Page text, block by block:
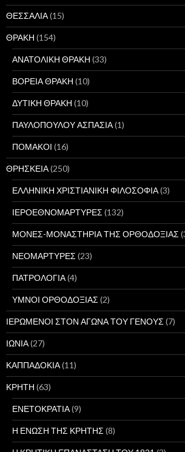
ΘΕΣΣΑΛΙΑ(15)
ΘΡΑΚΗ (154)
ΑΝΑΤΟΛΙΚΗ ΘΡΑΚΗ (33)
ΒΟΡΕΙΑ ΘΡΑΚΗ (10)
ΔΥΤΙΚΗ ΘΡΑΚΗ (10)
ΠΑΥΛΟΠΟΥΛΟΥ ΑΣΠΑΣΙΑ(1)
ΠΟΜΑΚΟΙ (16)
ΘΡΗΣΚΕΙΑ(250)
ΕΛΛΗΝΙΚΗ ΧΡΙΣΤΙΑΝΙΚΗ ΦΙΛΟΣΟΦΙΑ(3)
ΙΕΡΟΕΘΝΟΜΑΡΤΥΡΕΣ (132)
ΜΟΝΕΣ-ΜΟΝΑΣΤΗΡΙΑ ΤΗΣ ΟΡΘΟΔΟΞΙΑΣ
ΝΕΟΜΑΡΤΥΡΕΣ (23)
ΠΑΤΡΟΛΟΓΙΑ(4)
ΥΜΝΟΙ ΟΡΘΟΔΟΞΙΑΣ (2)
ΙΕΡΩΜΕΝΟΙ ΣΤΟΝ ΑΓΩΝΑ ΤΟΥ ΓΕΝΟΥΣ (7)
ΙΩΝΙΑ(27)
ΚΑΠΠΑΔΟΚΙΑ(11)
ΚΡΗΤΗ (63)
ΕΝΕΤΟΚΡΑΤΙΑ(9)
Η ΕΝΩΣΗ ΤΗΣ ΚΡΗΤΗΣ (8)